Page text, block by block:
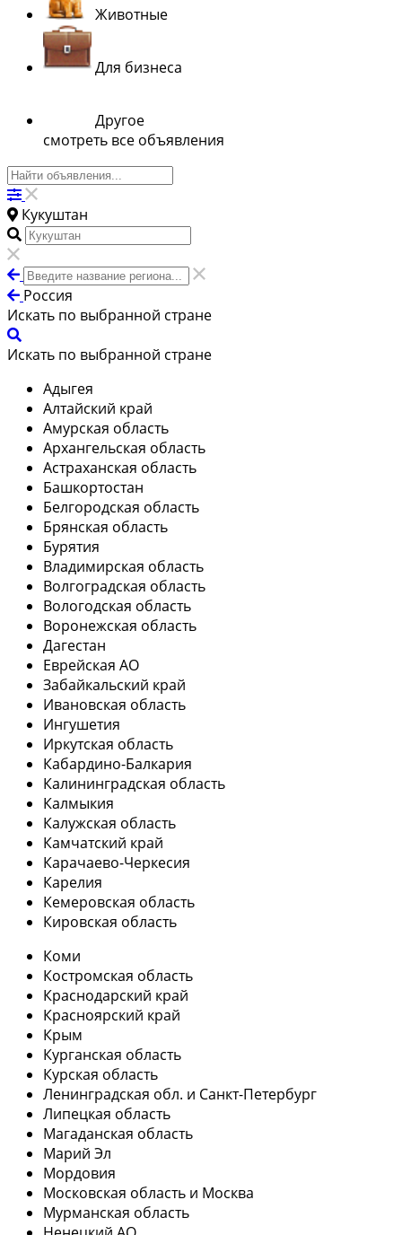
Животные
Для бизнеса
Другое
смотреть все объявления
Кукуштан
Россия
Искать по выбранной стране
Искать по выбранной стране
Адыгея
Алтайский край
Амурская область
Архангельская область
Астраханская область
Башкортостан
Белгородская область
Брянская область
Бурятия
Владимирская область
Волгоградская область
Вологодская область
Воронежская область
Дагестан
Еврейская АО
Забайкальский край
Ивановская область
Ингушетия
Иркутская область
Кабардино-Балкария
Калининградская область
Калмыкия
Калужская область
Камчатский край
Карачаево-Черкесия
Карелия
Кемеровская область
Кировская область
Коми
Костромская область
Краснодарский край
Красноярский край
Крым
Курганская область
Курская область
Ленинградская обл. и Санкт-Петербург
Липецкая область
Магаданская область
Марий Эл
Мордовия
Московская область и Москва
Мурманская область